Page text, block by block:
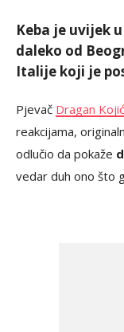
Keba je uvijek
daleko od
Italije koji je
Pjevač Dragan
reakcijama,
odlučio da pokaže
vedar duh ono što